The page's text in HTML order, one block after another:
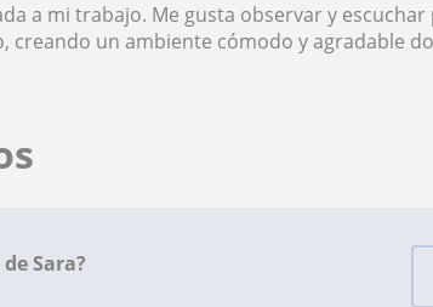
a mi trabajo. Me gusta observar y
creando un ambiente cómodo y agradable
Sara?